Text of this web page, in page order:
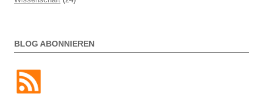
BLOG ABONNIEREN